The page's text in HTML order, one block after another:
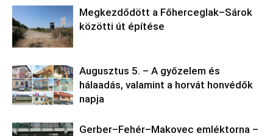
Megkezdődött a Főherceglak–Sárok
közötti út építése
Augusztus 5. – A győzelem és
hálaadás, valamint a horvát honvédők
napja
Gerber–Fehér–Makovec emléktorna –